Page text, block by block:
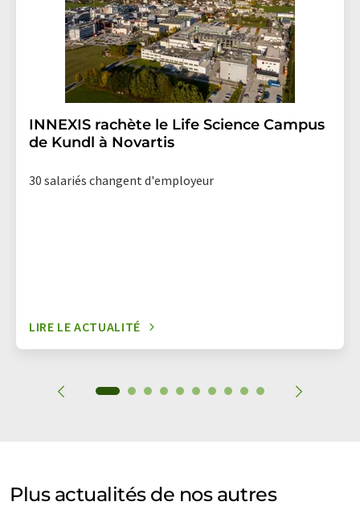
INNEXIS rachète le Life Science Campus
de Kundl à Novartis
30 salariés changent d'employeur
LIRE LE ACTUALITÉ
Plus actualités de nos autres